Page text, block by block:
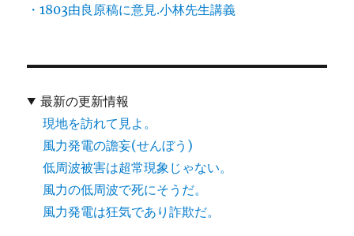
・1803由良原稿に意見.小林先生講義
最新の更新情報
現地を訪れて見よ。
風力発電の譫妄(せんぼう)
低周波被害は超常現象じゃない。
風力の低周波で死にそうだ。
風力発電は狂気であり詐欺だ。